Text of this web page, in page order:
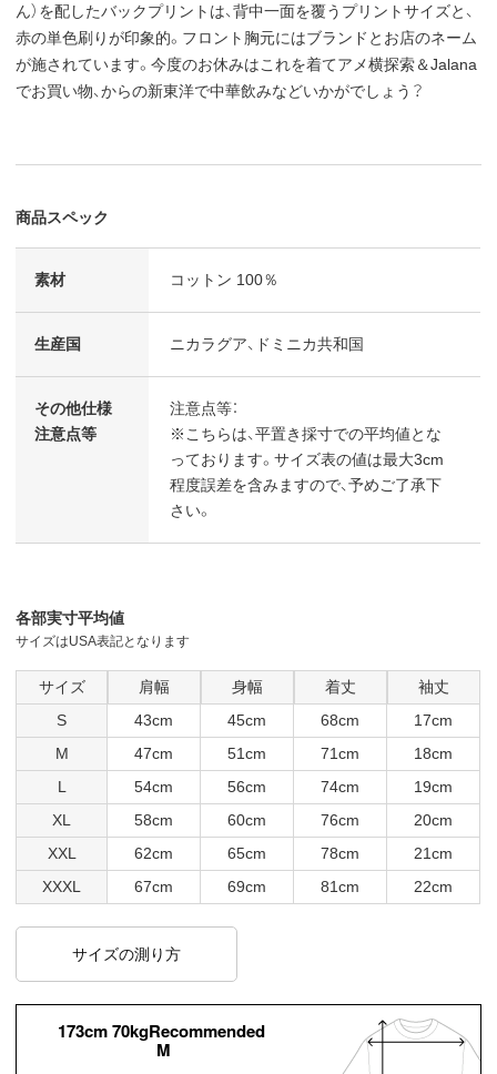
ん）を配したバックプリントは、背中一面を覆うプリントサイズと、
赤の単色刷りが印象的。フロント胸元にはブランドとお店のネーム
が施されています。今度のお休みはこれを着てアメ横探索＆Jalana
でお買い物、からの新東洋で中華飲みなどいかがでしょう？
商品スペック
素材 コットン 100％
生産国 ニカラグア、ドミニカ共和国
その他仕様
注意点等
注意点等：
※こちらは、平置き採寸での平均値とな
っております。サイズ表の値は最大3cm
程度誤差を含みますので、予めご了承下
さい。
各部実寸平均値
サイズはUSA表記となります
サイズ 肩幅 身幅 着丈
袖丈
S
43cm 45cm 68cm
17cm
M
47cm 51cm 71cm
18cm
L
54cm 56cm 74cm
19cm
XL
58cm 60cm 76cm
20cm
XXL
62cm 65cm 78cm
21cm
XXXL
67cm 69cm 81cm 22cm
サイズの測り方
173cm 70kgRecommended
M